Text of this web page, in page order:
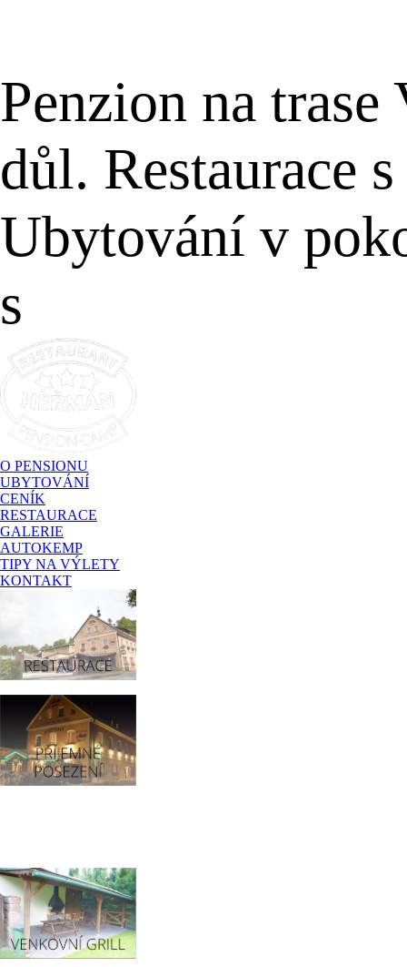
Penzion na
důl. Restaurace
Ubytování v
s
O PENSIONU
UBYTOVÁNÍ
CENÍK
RESTAURACE
GALERIE
AUTOKEMP
TIPY NA VÝLETY
KONTAKT